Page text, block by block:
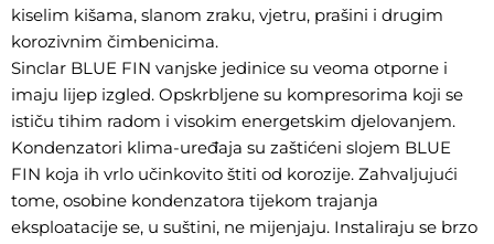
kiselim kišama, slanom zraku, vjetru, prašini i drugim
korozivnim čimbenicima.
Sinclar BLUE FIN vanjske jedinice su veoma otporne i
imaju lijep izgled. Opskrbljene su kompresorima koji se
ističu tihim radom i visokim energetskim djelovanjem.
Kondenzatori klima-uređaja su zaštićeni slojem BLUE
FIN koja ih vrlo učinkovito štiti od korozije. Zahvaljujući
tome, osobine kondenzatora tijekom trajanja
eksploatacije se, u suštini, ne mijenjaju. Instaliraju se brzo